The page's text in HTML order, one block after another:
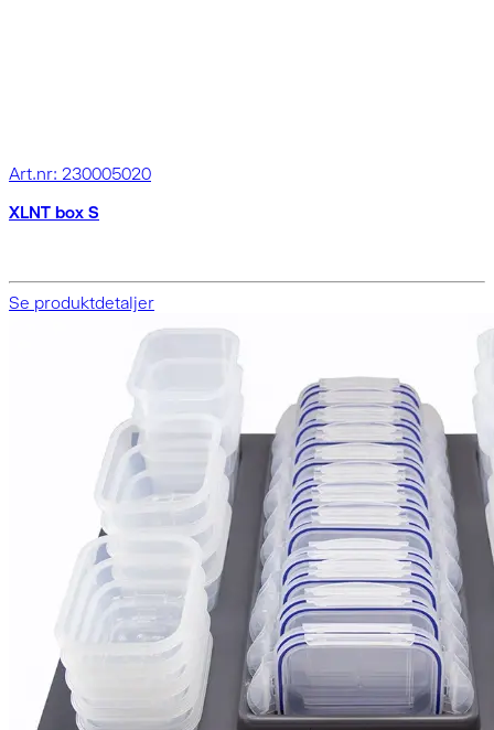
Art.nr: 230005020
XLNT box S
Se produktdetaljer